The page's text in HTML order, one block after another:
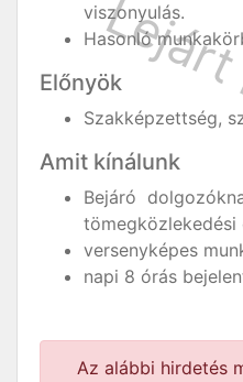
viszonyulás.
Hasonló
Előnyök
Szakképzettség,
Amit kínálunk
Bejáró
tömegközlekedési
versenyképes
napi 8 órás
Az alábbi hirdetés